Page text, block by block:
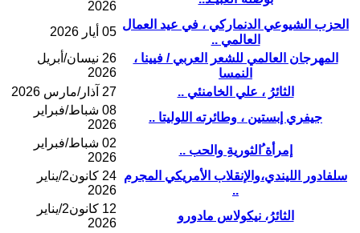
2026
الحزب الشيوعي الدنماركي ، في عيد العمال
العالمي ..
05 أيار 2026
المهرجان العالمي للشعر العربي / فيينا ،
النمسا
26 نيسان/أبريل
2026
الثائرُ ، علي الخامنئي ..
27 آذار/مارس 2026
جيفري إبستين ، وطائرته اللوليتا ..
08 شباط/فبراير
2026
إمرأة ُالثوريةِ والحب ..
02 شباط/فبراير
2026
سلفادور الليندي،والإنقلاب الأمريكي المجرم
..
24 كانون2/يناير
2026
الثائرُ، نيكولاس مادورو
12 كانون2/يناير
2026